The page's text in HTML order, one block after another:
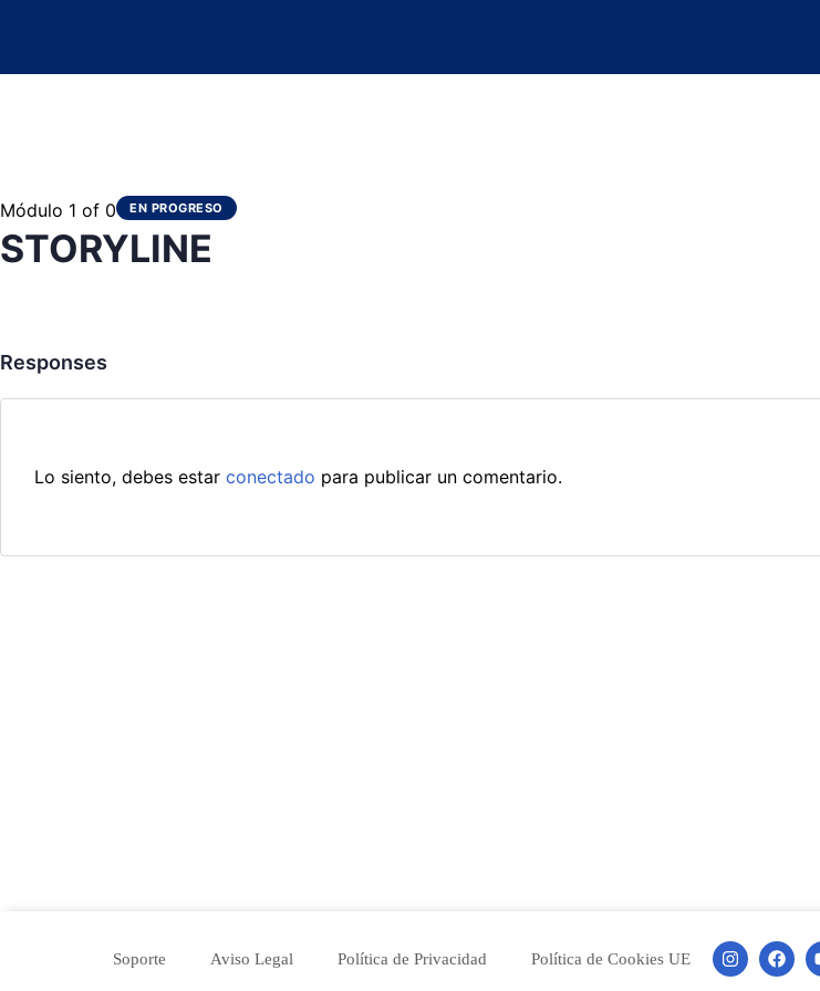
Módulo 1 of 0 EN PROGRESO
STORYLINE
Responses
Lo siento, debes estar conectado para publicar un comentario.
Soporte Aviso Legal Política de Privacidad Política de Cookies UE